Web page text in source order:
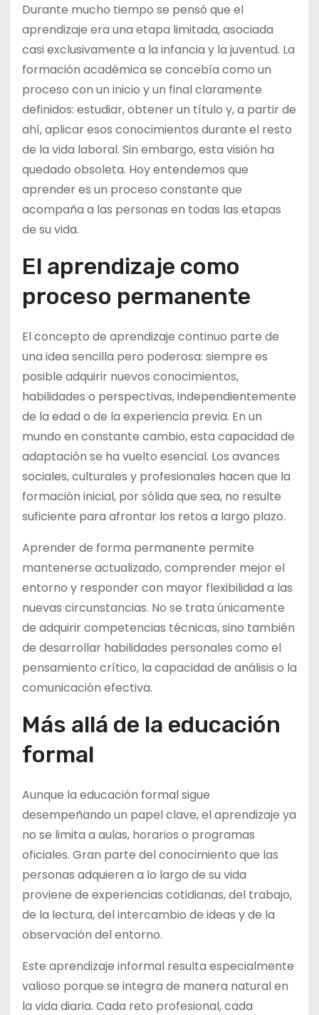
Durante mucho tiempo se pensó que el
aprendizaje era una etapa limitada, asociada
casi exclusivamente a la infancia y la juventud. La
formación académica se concebía como un
proceso con un inicio y un final claramente
definidos: estudiar, obtener un título y, a partir de
ahí, aplicar esos conocimientos durante el resto
de la vida laboral. Sin embargo, esta visión ha
quedado obsoleta. Hoy entendemos que
aprender es un proceso constante que
acompaña a las personas en todas las etapas
de su vida.
El aprendizaje como
proceso permanente
El concepto de aprendizaje continuo parte de
una idea sencilla pero poderosa: siempre es
posible adquirir nuevos conocimientos,
habilidades o perspectivas, independientemente
de la edad o de la experiencia previa. En un
mundo en constante cambio, esta capacidad de
adaptación se ha vuelto esencial. Los avances
sociales, culturales y profesionales hacen que la
formación inicial, por sólida que sea, no resulte
suficiente para afrontar los retos a largo plazo.
Aprender de forma permanente permite
mantenerse actualizado, comprender mejor el
entorno y responder con mayor flexibilidad a las
nuevas circunstancias. No se trata únicamente
de adquirir competencias técnicas, sino también
de desarrollar habilidades personales como el
pensamiento crítico, la capacidad de análisis o la
comunicación efectiva.
Más allá de la educación
formal
Aunque la educación formal sigue
desempeñando un papel clave, el aprendizaje ya
no se limita a aulas, horarios o programas
oficiales. Gran parte del conocimiento que las
personas adquieren a lo largo de su vida
proviene de experiencias cotidianas, del trabajo,
de la lectura, del intercambio de ideas y de la
observación del entorno.
Este aprendizaje informal resulta especialmente
valioso porque se integra de manera natural en
la vida diaria. Cada reto profesional, cada